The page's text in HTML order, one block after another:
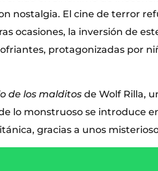
nostalgia. El cine de terror
ocasiones, la inversión de
protagonizadas por
de los malditos de Wolf Rilla,
lo monstruoso se introduce
gracias a unos